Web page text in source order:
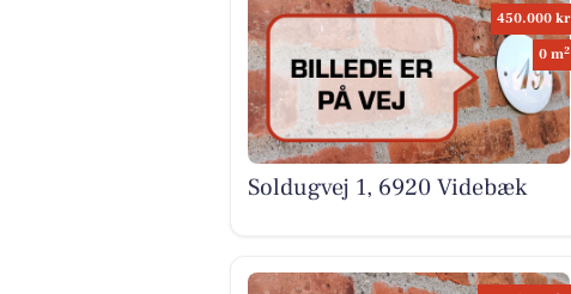
450.000 kr
0 m2
Soldugvej 1, 6920 Videbæk